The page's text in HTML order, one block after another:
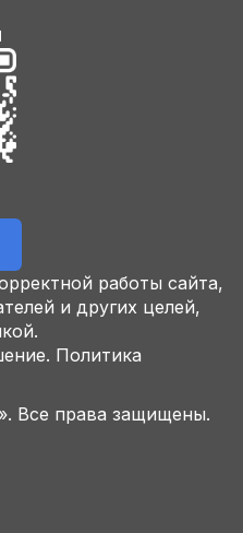
работы сайта,
и других целей,
Политика
Все права защищены.